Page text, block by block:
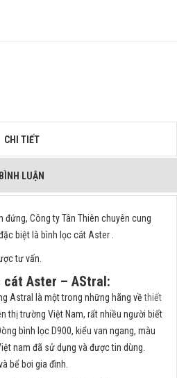
CHI TIẾT
BÌNH LUẬN
đứng, Công ty Tân Thiên chuyên cung
biệt là bình lọc cát Aster .
tư vấn.
cát Aster – AStral:
Astral là một trong những hãng vềthiết
thị trường Việt Nam, rất nhiều người biết
bình lọc D900, kiểu van ngang, màu
nam đã sử dụng và được tin dùng.
bể bơi gia đình.